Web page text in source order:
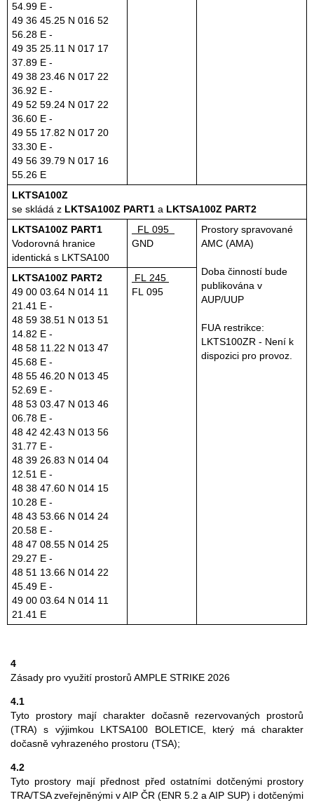
54.99 E -
49 36 45.25 N 016 52
56.28 E -
49 35 25.11 N 017 17
37.89 E -
49 38 23.46 N 017 22
36.92 E -
49 52 59.24 N 017 22
36.60 E -
49 55 17.82 N 017 20
33.30 E -
49 56 39.79 N 017 16
55.26 E
LKTSA100Z
se skládá z LKTSA100Z PART1 a LKTSA100Z PART2
LKTSA100Z PART1
Vodorovná hranice
identická s LKTSA100
FL 095
GND
Prostory spravované
AMC (AMA)
Doba činností bude
publikována v
AUP/UUP
FUA restrikce:
LKTS100ZR - Není k
dispozici pro provoz.
LKTSA100Z PART2
49 00 03.64 N 014 11
21.41 E -
48 59 38.51 N 013 51
14.82 E -
48 58 11.22 N 013 47
45.68 E -
48 55 46.20 N 013 45
52.69 E -
48 53 03.47 N 013 46
06.78 E -
48 42 42.43 N 013 56
31.77 E -
48 39 26.83 N 014 04
12.51 E -
48 38 47.60 N 014 15
10.28 E -
48 43 53.66 N 014 24
20.58 E -
48 47 08.55 N 014 25
29.27 E -
48 51 13.66 N 014 22
45.49 E -
49 00 03.64 N 014 11
21.41 E
FL 245
FL 095
4
Zásady pro využití prostorů AMPLE STRIKE 2026
4.1
Tyto prostory mají charakter dočasně rezervovaných prostorů
(TRA) s výjimkou LKTSA100 BOLETICE, který má charakter
dočasně vyhrazeného prostoru (TSA);
4.2
Tyto prostory mají přednost před ostatními dotčenými prostory
TRA/TSA zveřejněnými v AIP ČR (ENR 5.2 a AIP SUP) i dotčenými